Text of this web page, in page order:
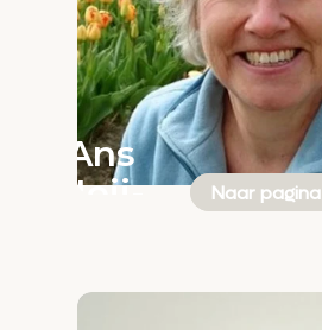
Ans
Heij-
Naar pagina